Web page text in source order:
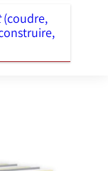
(coudre,